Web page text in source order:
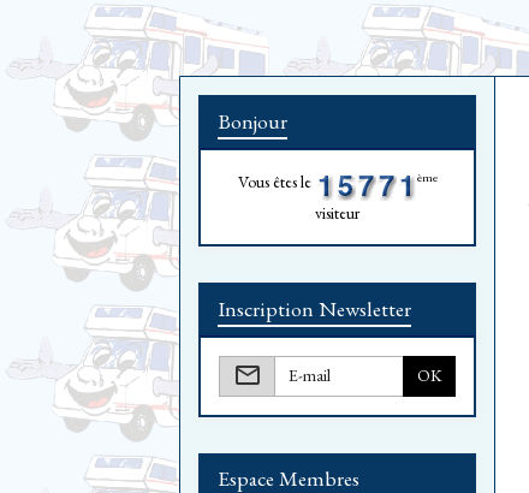
Bonjour
Vous êtes le ème
visiteur
Inscription Newsletter
OK
Espace Membres